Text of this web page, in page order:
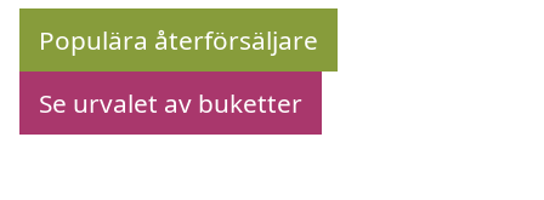
Populära återförsäljare
Se urvalet av buketter